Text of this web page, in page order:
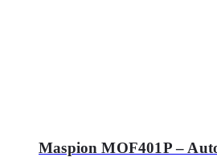
Maspion MOF401P –